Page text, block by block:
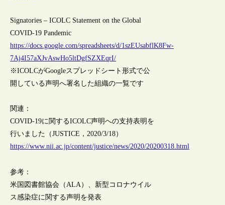
Signatories – ICOLC Statement on the Global
COVID-19 Pandemic
https://docs.google.com/spreadsheets/d/1szEUsabflK8Fw-
7Aj4I57aXJvAswHo5ltDgfSZXEqrI/
※ICOLCがGoogleスプレッドシート形式で公
開している声明へ署名した組織の一覧です
関連：
COVID-19に関するICOLC声明への支持表明を
行いました（JUSTICE，2020/3/18）
https://www.nii.ac.jp/content/justice/news/2020/20200318.html
参考：
米国図書館協会（ALA）、新型コロナウイル
ス感染症に関する声明を発表